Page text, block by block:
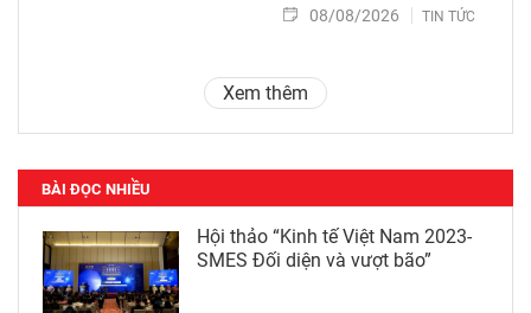
08/08/2026 TIN TỨC
Xem thêm
BÀI ĐỌC NHIỀU
Hội thảo “Kinh tế Việt Nam 2023-
SMES Đối diện và vượt bão”